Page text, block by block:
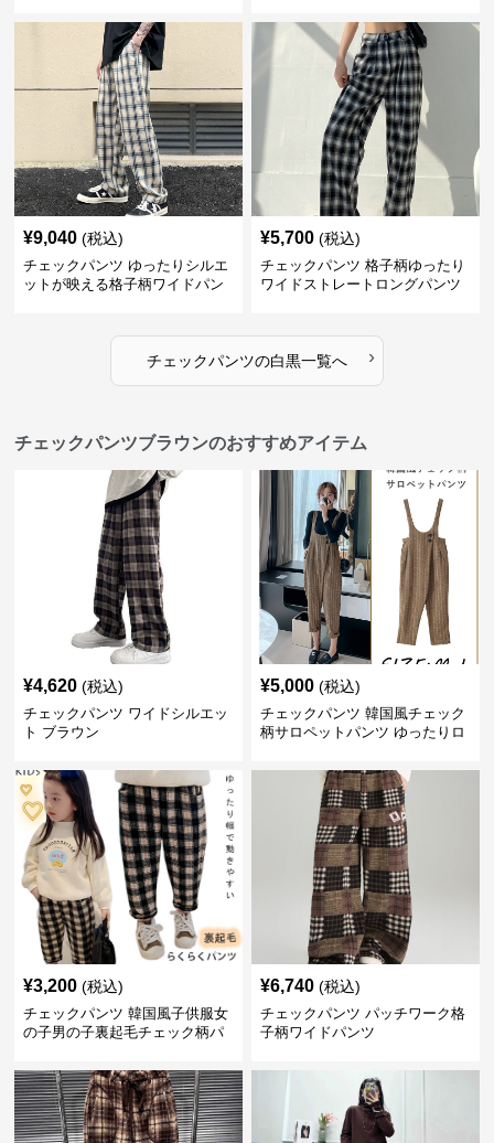
¥9,040 (税込)
チェックパンツ ゆったりシルエ
ットが映える格子柄ワイドパン
¥5,700 (税込)
チェックパンツ 格子柄ゆったり
ワイドストレートロングパンツ
チェックパンツの白黒一覧へ ›
チェックパンツブラウンのおすすめアイテム
¥4,620 (税込)
チェックパンツ ワイドシルエッ
ト ブラウン
¥5,000 (税込)
チェックパンツ 韓国風チェック
柄サロペットパンツ ゆったりロ
¥3,200 (税込)
チェックパンツ 韓国風子供服女
の子男の子裏起毛チェック柄パ
¥6,740 (税込)
チェックパンツ パッチワーク格
子柄ワイドパンツ